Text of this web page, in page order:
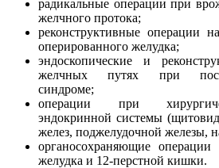
радикальные операции при
желчного протока;
реконструктивные операции
оперированного желудка;
эндоскопические и
желчных путях при
синдроме;
операции при
эндокринной системы
желез, поджелудочной железы,
органосохраняющие
желудка и 12-перстной кишки.